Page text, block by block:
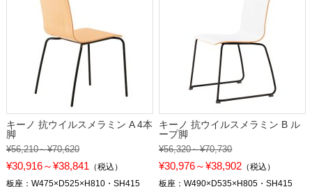
キーノ 抗ウイルスメラミン A 4本
脚
¥56,210～¥70,620
¥30,916～¥38,841（税込）
板座：W475×D525×H810・SH415
キーノ 抗ウイルスメラミン B ル
ープ脚
¥56,320～¥70,730
¥30,976～¥38,902 （税込）
板座：W490×D535×H805・SH415